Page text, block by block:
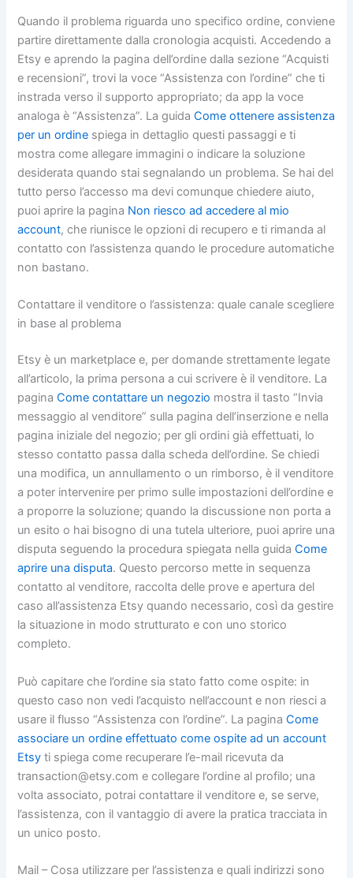
Quando il problema riguarda uno specifico ordine, conviene
partire direttamente dalla cronologia acquisti. Accedendo a
Etsy e aprendo la pagina dell’ordine dalla sezione “Acquisti
e recensioni”, trovi la voce “Assistenza con l’ordine” che ti
instrada verso il supporto appropriato; da app la voce
analoga è “Assistenza”. La guidaCome ottenere assistenza
per un ordine spiega in dettaglio questi passaggi e ti
mostra come allegare immagini o indicare la soluzione
desiderata quando stai segnalando un problema. Se hai del
tutto perso l’accesso ma devi comunque chiedere aiuto,
puoi aprire la pagina Non riesco ad accedere al mio
account, che riunisce le opzioni di recupero e ti rimanda al
contatto con l’assistenza quando le procedure automatiche
non bastano.
Contattare il venditore o l’assistenza: quale canale scegliere
in base al problema
Etsy è un marketplace e, per domande strettamente legate
all’articolo, la prima persona a cui scrivere è il venditore. La
paginaCome contattare un negozio mostra il tasto “Invia
messaggio al venditore” sulla pagina dell’inserzione e nella
pagina iniziale del negozio; per gli ordini già effettuati, lo
stesso contatto passa dalla scheda dell’ordine. Se chiedi
una modifica, un annullamento o un rimborso, è il venditore
a poter intervenire per primo sulle impostazioni dell’ordine e
a proporre la soluzione; quando la discussione non porta a
un esito o hai bisogno di una tutela ulteriore, puoi aprire una
disputa seguendo la procedura spiegata nella guidaCome
aprire una disputa. Questo percorso mette in sequenza
contatto al venditore, raccolta delle prove e apertura del
caso all’assistenza Etsy quando necessario, così da gestire
la situazione in modo strutturato e con uno storico
completo.
Può capitare che l’ordine sia stato fatto come ospite: in
questo caso non vedi l’acquisto nell’account e non riesci a
usare il flusso “Assistenza con l’ordine”. La paginaCome
associare un ordine effettuato come ospite ad un account
Etsy ti spiega come recuperare l’e-mail ricevuta da
transaction@etsy.com e collegare l’ordine al profilo; una
volta associato, potrai contattare il venditore e, se serve,
l’assistenza, con il vantaggio di avere la pratica tracciata in
un unico posto.
Mail – Cosa utilizzare per l’assistenza e quali indirizzi sono